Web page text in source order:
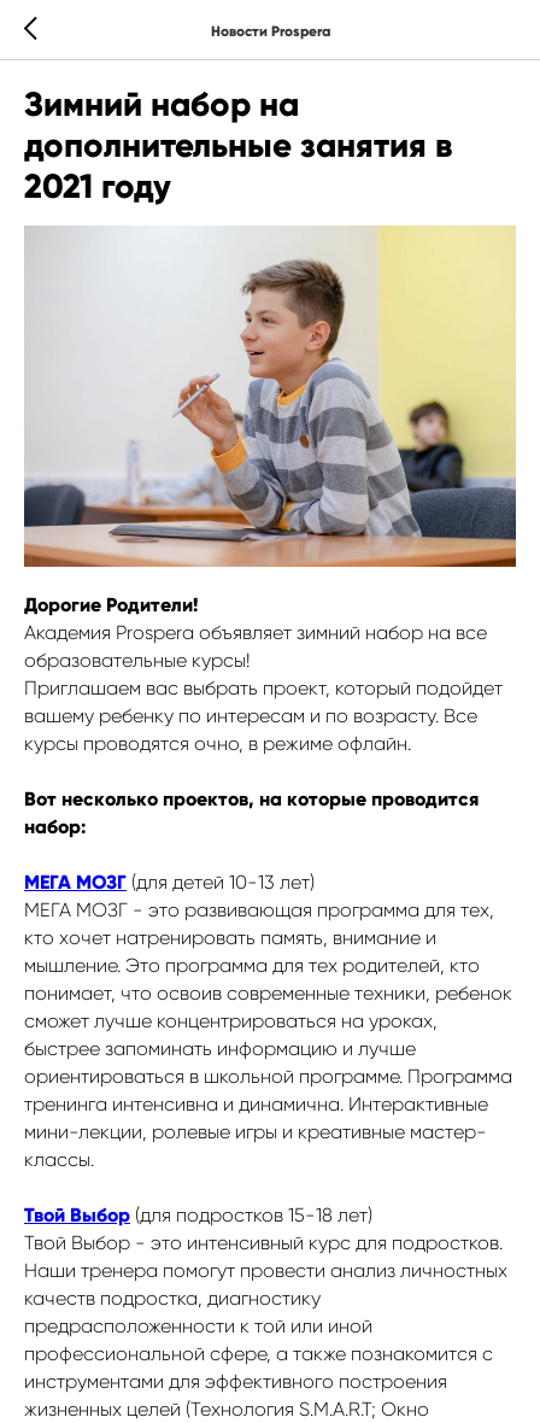
Новости Prospera
Зимний набор на
дополнительные занятия в
2021 году
Дорогие Родители!
Академия Prospera объявляет зимний набор на все
образовательные курсы!
Приглашаем вас выбрать проект, который подойдет
вашему ребенку по интересам и по возрасту. Все
курсы проводятся очно, в режиме офлайн.
Вот несколько проектов, на которые проводится
набор:
МЕГА МОЗГ (для детей 10-13 лет)
МЕГА МОЗГ - это развивающая программа для тех,
кто хочет натренировать память, внимание и
мышление. Это программа для тех родителей, кто
понимает, что освоив современные техники, ребенок
сможет лучше концентрироваться на уроках,
быстрее запоминать информацию и лучше
ориентироваться в школьной программе. Программа
тренинга интенсивна и динамична. Интерактивные
мини-лекции, ролевые игры и креативные мастер-
классы.
Твой Выбор (для подростков 15-18 лет)
Твой Выбор - это интенсивный курс для подростков.
Наши тренера помогут провести анализ личностных
качеств подростка, диагностику
предрасположенности к той или иной
профессиональной сфере, а также познакомится с
инструментами для эффективного построения
жизненных целей (Технология S.M.A.R.T; Окно